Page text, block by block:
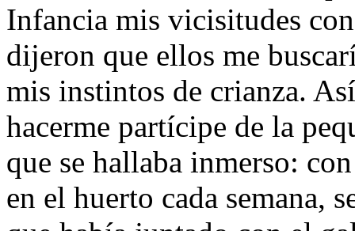
Infancia mis vicisitudes
dijeron que ellos me
mis instintos de crianza.
hacerme partícipe de la
que se hallaba inmerso:
en el huerto cada semana,